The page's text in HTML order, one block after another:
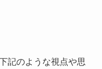
記のような視点や思